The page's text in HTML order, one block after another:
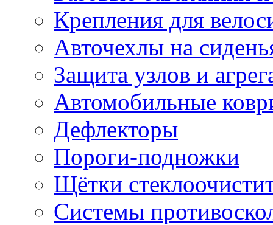
Крепления для
Авточехлы на
Защита узлов и
Автомобильные
Дефлекторы
Пороги-подножки
Щётки
Системы